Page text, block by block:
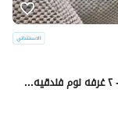
متاح للايجار شقه غرفتين بأفخم كمبوند الشيخ زايد - ٢ غرفه نوم فندقيه مكيفه